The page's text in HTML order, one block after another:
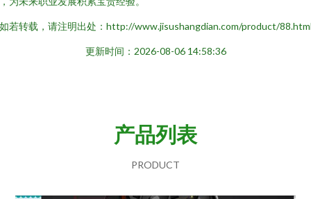
若转载，请注明出处：http://www.jisushangdian.com/product/
更新时间：2026-08-06 14:58:36
产品列表
PRODUCT